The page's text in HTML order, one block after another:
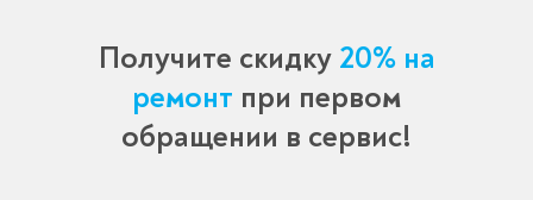
Получите скидку 20% на
ремонт при первом
обращении в сервис!